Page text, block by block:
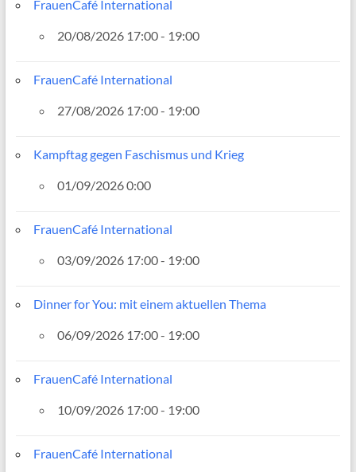
FrauenCafé International
20/08/2026 17:00 - 19:00
FrauenCafé International
27/08/2026 17:00 - 19:00
Kampftag gegen Faschismus und Krieg
01/09/2026 0:00
FrauenCafé International
03/09/2026 17:00 - 19:00
Dinner for You: mit einem aktuellen Thema
06/09/2026 17:00 - 19:00
FrauenCafé International
10/09/2026 17:00 - 19:00
FrauenCafé International